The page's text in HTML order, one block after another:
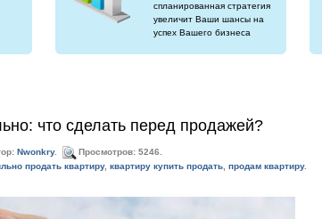
спланированная стратегия
увеличит Ваши шансы на
успех Вашего бизнеса
что сделать перед продажей?
Nwonkry.
Просмотров: 5246.
продать квартиру, квартиру купить продать, продам квартиру.